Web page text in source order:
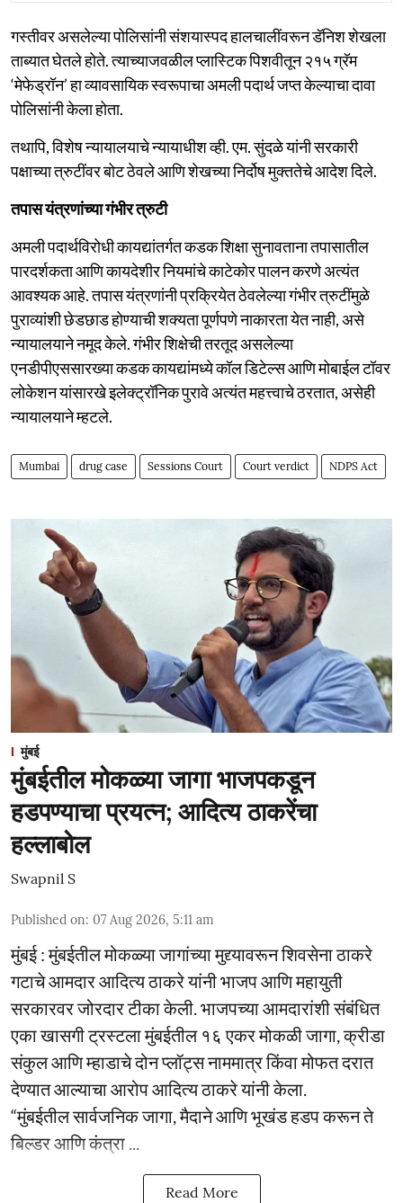
गस्तीवर असलेल्या पोलिसांनी संशयास्पद हालचालींवरून डॅनिश शेखला
ताब्यात घेतले होते. त्याच्याजवळील प्लास्टिक पिशवीतून २१५ ग्रॅम
‘मेफेड्रॉन’ हा व्यावसायिक स्वरूपाचा अमली पदार्थ जप्त केल्याचा दावा
पोलिसांनी केला होता.
तथापि, विशेष न्यायालयाचे न्यायाधीश व्ही. एम. सुंदळे यांनी सरकारी
पक्षाच्या त्रुटींवर बोट ठेवले आणि शेखच्या निर्दोष मुक्ततेचे आदेश दिले.
तपास यंत्रणांच्या गंभीर त्रुटी
अमली पदार्थविरोधी कायद्यांतर्गत कडक शिक्षा सुनावताना तपासातील
पारदर्शकता आणि कायदेशीर नियमांचे काटेकोर पालन करणे अत्यंत
आवश्यक आहे. तपास यंत्रणांनी प्रक्रियेत ठेवलेल्या गंभीर त्रुटींमुळे
पुराव्यांशी छेडछाड होण्याची शक्यता पूर्णपणे नाकारता येत नाही, असे
न्यायालयाने नमूद केले. गंभीर शिक्षेची तरतूद असलेल्या
एनडीपीएससारख्या कडक कायद्यांमध्ये कॉल डिटेल्स आणि मोबाईल टॉवर
लोकेशन यांसारखे इलेक्ट्रॉनिक पुरावे अत्यंत महत्त्वाचे ठरतात, असेही
न्यायालयाने म्हटले.
Mumbai drug case Sessions Court Court verdict NDPS Act
मुंबई
मुंबईतील मोकळ्या जागा भाजपकडून
हडपण्याचा प्रयत्न; आदित्य ठाकरेंचा
हल्लाबोल
Swapnil S
Published on: 07 Aug 2026, 5:11 am
मुंबई : मुंबईतील मोकळ्या जागांच्या मुद्द्यावरून शिवसेना ठाकरे
गटाचे आमदार आदित्य ठाकरे यांनी भाजप आणि महायुती
सरकारवर जोरदार टीका केली. भाजपच्या आमदारांशी संबंधित
एका खासगी ट्रस्टला मुंबईतील १६ एकर मोकळी जागा, क्रीडा
संकुल आणि म्हाडाचे दोन प्लॉट्स नाममात्र किंवा मोफत दरात
देण्यात आल्याचा आरोप आदित्य ठाकरे यांनी केला.
“मुंबईतील सार्वजनिक जागा, मैदाने आणि भूखंड हडप करून ते
बिल्डर आणि कंत्रा ...
Read More